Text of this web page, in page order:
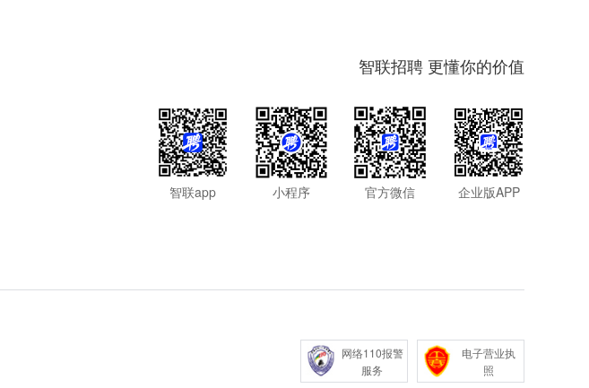
智联招聘 更懂你的价值
智联app 小程序 官方微信 企业版APP
网络110报警
服务
电子营业执
照